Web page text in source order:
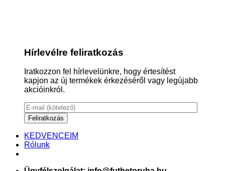
Hírlevélre feliratkozás
Iratkozzon fel hírlevelünkre, hogy értesítést
kapjon az új termékek érkezéséről vagy legújabb
akcióinkról.
KEDVENCEIM
Rólunk